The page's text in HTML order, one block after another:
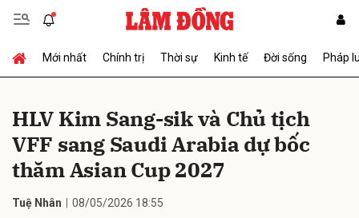
Mới nhất Chính trị Thời sự Kinh tế Đời sống Pháp
HLV Kim Sang-sik và Chủ tịch
VFF sang Saudi Arabia dự bốc
thăm Asian Cup 2027
Tuệ Nhân 08/05/2026 18:55
Gửi bình luận